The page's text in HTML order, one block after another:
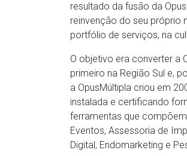
resultado da fusão da
reinvenção do seu próprio
portfólio de serviços, na
O objetivo era converter a
primeiro na Região Sul e,
a OpusMúltipla criou em
instalada e certificando
ferramentas que
Eventos, Assessoria de
Digital, Endomarketing e